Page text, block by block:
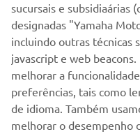
A Yamaha Motor distribui
sucursais e subsidiaárias
designadas "Yamaha
incluindo outras técnicas
javascript e web
melhorar a
preferências, tais como
de idioma. Também
melhorar o desempenho